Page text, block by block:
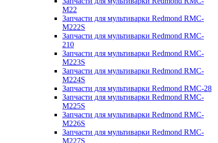
M22
Запчасти для мультиварки Redmond RMC-
M222S
Запчасти для мультиварки Redmond RMC-
210
Запчасти для мультиварки Redmond RMC-
M223S
Запчасти для мультиварки Redmond RMC-
M224S
Запчасти для мультиварки Redmond RMC-28
Запчасти для мультиварки Redmond RMC-
M225S
Запчасти для мультиварки Redmond RMC-
M226S
Запчасти для мультиварки Redmond RMC-
M227S